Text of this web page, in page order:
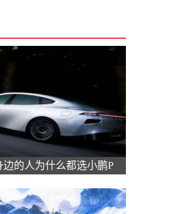
边的人为什么都选小鹏P